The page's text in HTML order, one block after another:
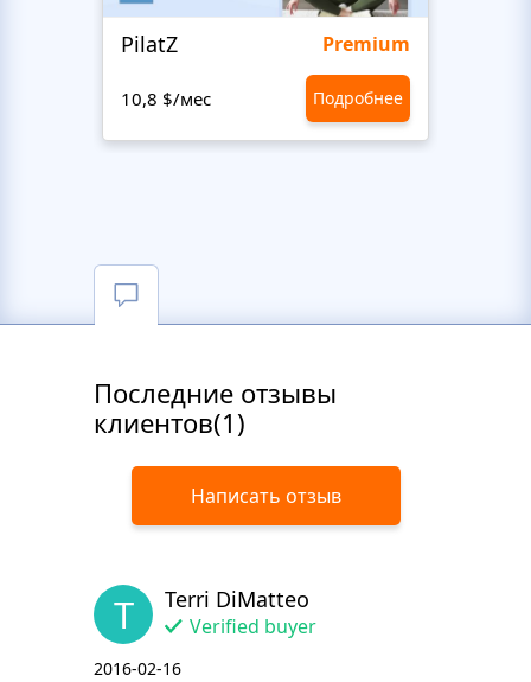
PilatZ Premium
10,8 $/мес Подробнее
Последние отзывы
клиентов(1)
Написать отзыв
T Terri DiMatteo
Verified buyer
2016-02-16